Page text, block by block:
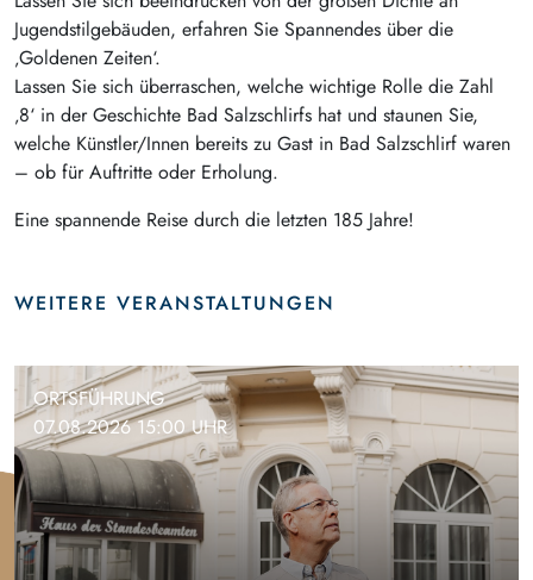
Jugendstilgebäuden, erfahren Sie Spannendes über die
‚Goldenen Zeiten‘.
Lassen Sie sich überraschen, welche wichtige Rolle die Zahl
‚8‘ in der Geschichte Bad Salzschlirfs hat und staunen Sie,
welche Künstler/Innen bereits zu Gast in Bad Salzschlirf waren
– ob für Auftritte oder Erholung.
Eine spannende Reise durch die letzten 185 Jahre!
WEITERE VERANSTALTUNGEN
ORTSFÜHRUNG
07.08.2026 15:00 UHR